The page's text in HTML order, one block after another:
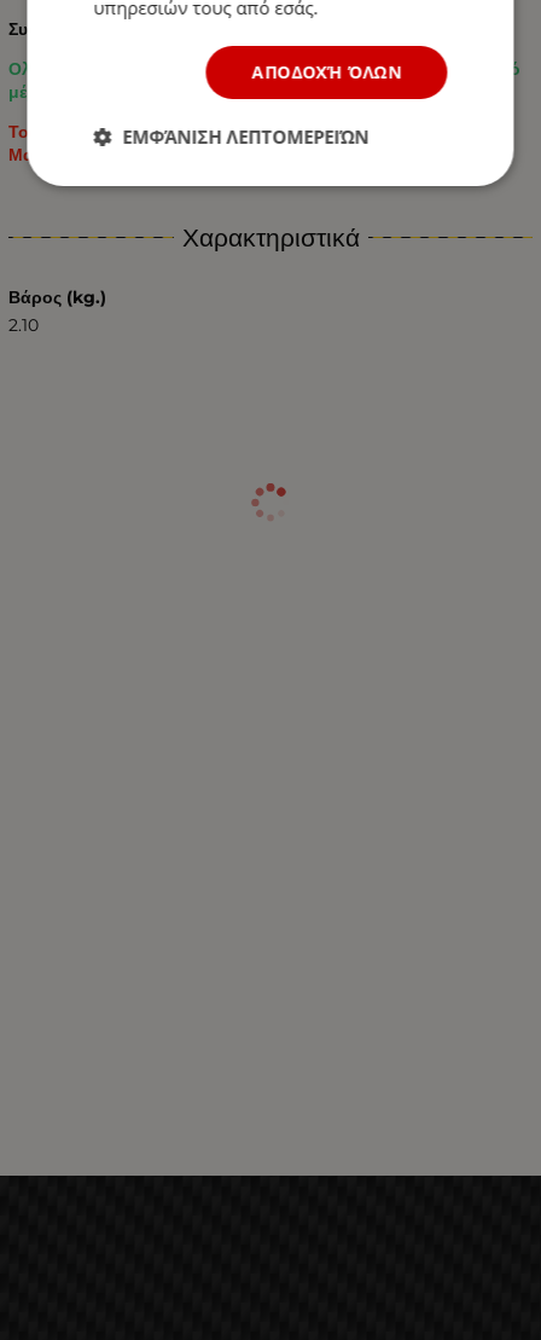
Συμβατό με τους αερόσακους των καθισμάτων.
Ολοκληρωμένος σχεδιασμός, καλύπτει πλήρως το μπροστινό
μέρος του καθίσματος.
Το Πακέτο περιλαμβάνει: 2+1 τεμάχια και 3 προσκέφαλα /
Μαύρο / Γκρί
Χαρακτηριστικά
Βάρος (kg.)
2.10
υπηρεσιών τους από εσάς.
ΑΠΟΔΟΧΉ ΌΛΩΝ
ΕΜΦΆΝΙΣΗ ΛΕΠΤΟΜΕΡΕΙΏΝ